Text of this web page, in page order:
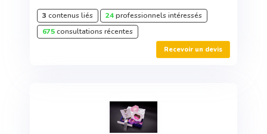
3 contenus liés 24professionnels intéressés
675consultations récentes
Recevoir un devis